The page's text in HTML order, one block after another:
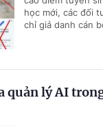
học mới, các đối
chỉ giả danh cán
quản lý AI